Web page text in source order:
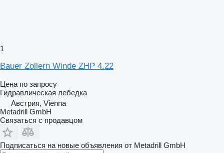
1
Bauer Zollern Winde ZHP 4.22
Цена по запросу
Гидравлическая лебедка
Австрия, Vienna
Metadrill GmbH
Связаться с продавцом
Подписаться на новые объявления от Metadrill GmbH